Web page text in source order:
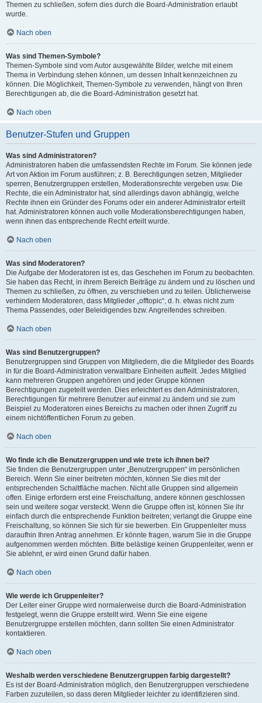
Themen zu schließen, sofern dies durch die Board-Administration erlaubt
wurde.
Nach oben
Was sind Themen-Symbole?
Themen-Symbole sind vom Autor ausgewählte Bilder, welche mit einem
Thema in Verbindung stehen können, um dessen Inhalt kennzeichnen zu
können. Die Möglichkeit, Themen-Symbole zu verwenden, hängt von Ihren
Berechtigungen ab, die die Board-Administration gesetzt hat.
Nach oben
Benutzer-Stufen und Gruppen
Was sind Administratoren?
Administratoren haben die umfassendsten Rechte im Forum. Sie können jede
Art von Aktion im Forum ausführen; z. B. Berechtigungen setzen, Mitglieder
sperren, Benutzergruppen erstellen, Moderationsrechte vergeben usw. Die
Rechte, die ein Administrator hat, sind allerdings davon abhängig, welche
Rechte ihnen ein Gründer des Forums oder ein anderer Administrator erteilt
hat. Administratoren können auch volle Moderationsberechtigungen haben,
wenn ihnen das entsprechende Recht erteilt wurde.
Nach oben
Was sind Moderatoren?
Die Aufgabe der Moderatoren ist es, das Geschehen im Forum zu beobachten.
Sie haben das Recht, in ihrem Bereich Beiträge zu ändern und zu löschen und
Themen zu schließen, zu öffnen, zu verschieben und zu teilen. Üblicherweise
verhindern Moderatoren, dass Mitglieder „offtopic“, d. h. etwas nicht zum
Thema Passendes, oder Beleidigendes bzw. Angreifendes schreiben.
Nach oben
Was sind Benutzergruppen?
Benutzergruppen sind Gruppen von Mitgliedern, die die Mitglieder des Boards
in für die Board-Administration verwaltbare Einheiten aufteilt. Jedes Mitglied
kann mehreren Gruppen angehören und jeder Gruppe können
Berechtigungen zugeteilt werden. Dies erleichtert es den Administratoren,
Berechtigungen für mehrere Benutzer auf einmal zu ändern und sie zum
Beispiel zu Moderatoren eines Bereichs zu machen oder ihnen Zugriff zu
einem nichtöffentlichen Forum zu geben.
Nach oben
Wo finde ich die Benutzergruppen und wie trete ich ihnen bei?
Sie finden die Benutzergruppen unter „Benutzergruppen“ im persönlichen
Bereich. Wenn Sie einer beitreten möchten, können Sie dies mit der
entsprechenden Schaltfläche machen. Nicht alle Gruppen sind allgemein
offen. Einige erfordern erst eine Freischaltung, andere können geschlossen
sein und weitere sogar versteckt. Wenn die Gruppe offen ist, können Sie ihr
einfach durch die entsprechende Funktion beitreten; verlangt die Gruppe eine
Freischaltung, so können Sie sich für sie bewerben. Ein Gruppenleiter muss
daraufhin Ihren Antrag annehmen. Er könnte fragen, warum Sie in die Gruppe
aufgenommen werden möchten. Bitte belästige keinen Gruppenleiter, wenn er
Sie ablehnt, er wird einen Grund dafür haben.
Nach oben
Wie werde ich Gruppenleiter?
Der Leiter einer Gruppe wird normalerweise durch die Board-Administration
festgelegt, wenn die Gruppe erstellt wird. Wenn Sie eine eigene
Benutzergruppe erstellen möchten, dann sollten Sie einen Administrator
kontaktieren.
Nach oben
Weshalb werden verschiedene Benutzergruppen farbig dargestellt?
Es ist der Board-Administration möglich, den Benutzergruppen verschiedene
Farben zuzuteilen, so dass deren Mitglieder leichter zu identifizieren sind.